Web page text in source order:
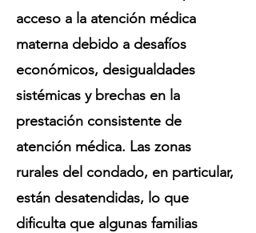
acceso a la atención médica
materna debido a desafíos
económicos, desigualdades
sistémicas y brechas en la
prestación consistente de
atención médica. Las zonas
rurales del condado, en particular,
están desatendidas, lo que
dificulta que algunas familias